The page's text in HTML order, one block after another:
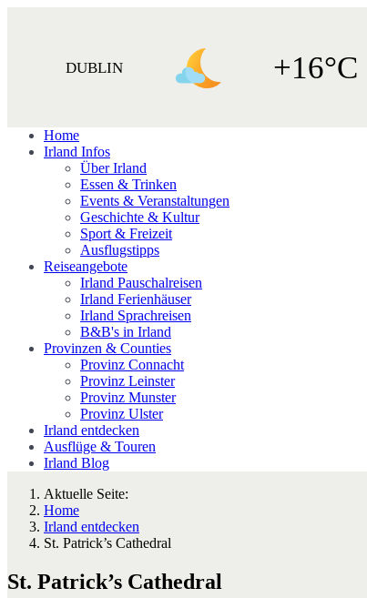
DUBLIN +16°C
Home
Irland Infos
Über Irland
Essen & Trinken
Events & Veranstaltungen
Geschichte & Kultur
Sport & Freizeit
Ausflugstipps
Reiseangebote
Irland Pauschalreisen
Irland Ferienhäuser
Irland Sprachreisen
B&B's in Irland
Provinzen & Counties
Provinz Connacht
Provinz Leinster
Provinz Munster
Provinz Ulster
Irland entdecken
Ausflüge & Touren
Irland Blog
Aktuelle Seite:
Home
Irland entdecken
St. Patrick’s Cathedral
St. Patrick’s Cathedral